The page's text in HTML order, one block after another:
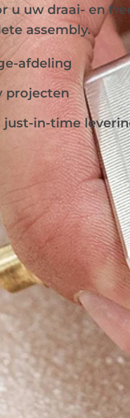
u uw draai- en
assembly.
afdeling
projecten
in-time